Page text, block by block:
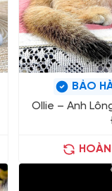
BẢO
Ollie – Anh